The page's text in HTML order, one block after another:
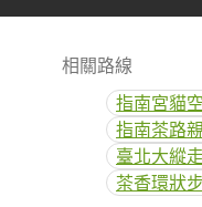
相關路線
指南宮貓
指南茶路
臺北大縱